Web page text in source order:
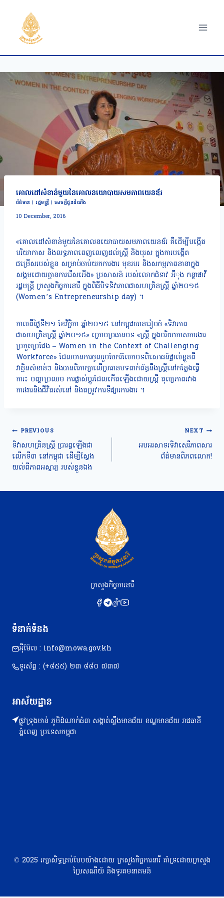
content
គោលដៅសំខាន់មួយនៃគោលនយោបាយសមភាពយេនឌ័រ
ព័ត៌មាន |រដ្ឋមន្រ្តី| សេចក្តីជូនដំណឹង
10 December, 2016
«គោលដៅសំខាន់មួយនៃគោលនយោបាយសមភាពយេនឌ័រ គឺដើម្បីបង្កើត
បរិយាកាស និងលទ្ធភាពពេញលេញដល់ស្រ្តី និងបុរស ក្នុងការបង្កើត
ជម្រើសរបស់ខ្លួន សម្រាប់ចាប់យកការងារ មុខរបរ និងសកម្មភាពនានាក្នុង
សង្គមដោយគ្មានការរើសអើង» ប្រសាសន៍ របស់លោកជំទាវ អឹុង កន្ថាផាវី
រដ្ឋមន្រ្តី ក្រសួងកិច្ចការនារី ក្នុងពិធីបិទទិវាភាពជាសហគ្រិនស្រ្តី ឆ្នាំ២០១៥
(Women’s Entrepreneurship day) ។
កាលពីថ្ងៃទី២១ ខែវិច្ឆិកា ឆ្នាំ២០១៥ នៅកម្ពុជាបានរៀបចំ «ទិវាភាព
ជាសហគ្រិនស្រ្តី ឆ្នាំ២០១៥» ក្រោមប្រធានបទ «ស្រ្តី ក្នុងបរិយាកាសការងារ
ប្រកួតប្រជែង – Women in the Context of Challenging
Workforce» ដែលមានការចូលរួមចែករំលែកបទពិសោធន៍ផ្ទាល់ខ្លួនពី
វាគ្មិនសំខាន់ៗ និងបានពិភាក្សាលើប្រធានបទពាក់ព័ន្ធនឹងស្រ្តីនៅកន្លែងធ្វើ
ការ៖ បញ្ហាប្រឈម ការផ្លាស់ប្តូរដែលកើតឡើងដោយស្រ្តី តុល្យភាពរវាង
ការងារនិងជីវិតរស់នៅ និងតម្រូវការទីផ្សារការងារ ។
Post
navigation
PREVIOUS
ទិវាសហគ្រិនស្ត្រី ប្រារព្ធឡើងជា
លើកទី៣ នៅកម្ពុជា ដើម្បីស្វែង
យល់ពីភាពអស្ចារ្យ របស់ខ្លួនឯង
NEXT
អបអរសាទរទិវាសេរីភាពសារ
ព័ត៌មានពិភពលោក!
ក្រសួងកិច្ចការនារី
ទំនាក់ទំនង
អុីម៊ែល : info@mowa.gov.kh
ទូរស័ព្ទ : (+៨៥៥) ២៣​ ៨៨០ ៧៣៧
អាស័យដ្ឋាន
ផ្លូវទ្រុងមាន់ ភូមិដំណាក់ធំ៣ សង្កាត់ស្ទឹងមានជ័យ ខណ្ឌមានជ័យ រាជធានី
ភ្នំពេញ ប្រទេសកម្ពុជា
© 2025 រក្សាសិទ្ធគ្រប់បែបយ៉ាងដោយ ក្រសួងកិច្ចការនារី គាំទ្រដោយក្រសួង
ប្រៃសណីយ៍ និងទូរគមនាគមន៍